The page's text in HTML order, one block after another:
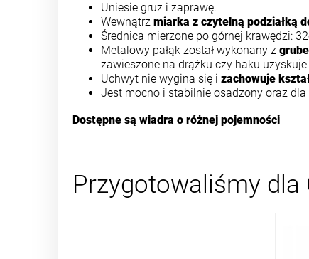
Uniesie gruz i zaprawę.
Wewnątrz miarka z czytelną podziałką
Średnica mierzone po górnej krawędzi:
Metalowy pałąk został wykonany z
zawieszone na drążku czy haku
Uchwyt nie wygina się i zachowuje
Jest mocno i stabilnie osadzony oraz dla
Dostępne są wiadra o różnej pojemności
Przygotowaliśmy dla